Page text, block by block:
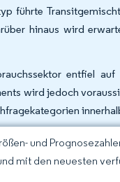
führte
hinaus wird
entfiel
wird jedoch
und
mit den neuesten